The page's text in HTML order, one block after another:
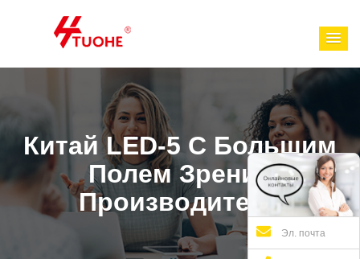
Китай LED-5 С Большим
Полем Зрения
Производитель
Эл. почта